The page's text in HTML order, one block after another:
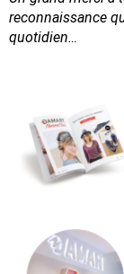
reconnaissance
quotidien…